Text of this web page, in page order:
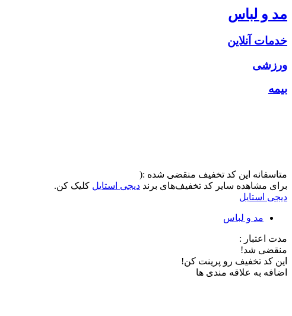
مد و لباس
خدمات آنلاین
ورزشی
بیمه
متاسفانه این کد تخفیف منقضی شده :(
برای مشاهده سایر کد تخفیف‌های برند دیجی استایل کلیک کن.
دیجی استایل
مد و لباس
مدت اعتبار :
منقضی شد!
این کد تخفیف رو پرینت کن!
اضافه به علاقه مندی ها